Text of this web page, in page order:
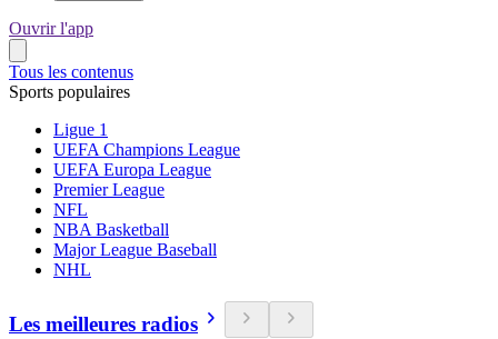
Ouvrir l'app
Tous les contenus
Sports populaires
Ligue 1
UEFA Champions League
UEFA Europa League
Premier League
NFL
NBA Basketball
Major League Baseball
NHL
Les meilleures radios